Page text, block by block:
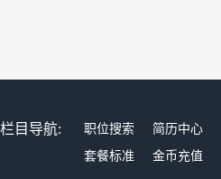
栏目导航: 职位搜索 简历中心
套餐标准
金币充值